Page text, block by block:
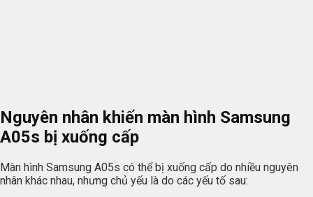
Nguyên nhân khiến màn hình Samsung
A05s bị xuống cấp
Màn hình Samsung A05s có thể bị xuống cấp do nhiều nguyên
nhân khác nhau, nhưng chủ yếu là do các yếu tố sau: